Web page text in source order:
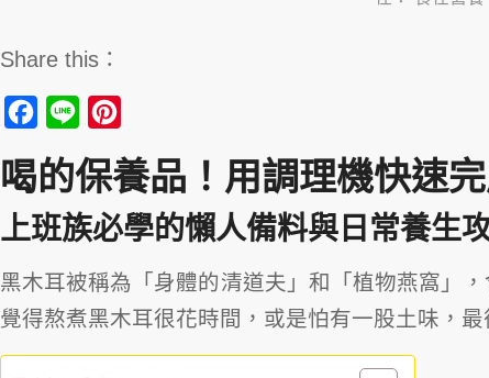
Share this：
Facebook
Line
喝的保養品！用調理機快速
上班族必學的懶人備料與日常養生
黑木耳被稱為「身體的清道夫」和「植物燕窩」
覺得熬煮黑木耳很花時間，或是怕有一股土味，最